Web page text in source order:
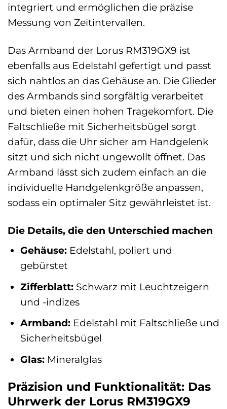
integriert und ermöglichen die präzise
Messung von Zeitintervallen.
Das Armband der Lorus RM319GX9 ist
ebenfalls aus Edelstahl gefertigt und passt
sich nahtlos an das Gehäuse an. Die Glieder
des Armbands sind sorgfältig verarbeitet
und bieten einen hohen Tragekomfort. Die
Faltschließe mit Sicherheitsbügel sorgt
dafür, dass die Uhr sicher am Handgelenk
sitzt und sich nicht ungewollt öffnet. Das
Armband lässt sich zudem einfach an die
individuelle Handgelenkgröße anpassen,
sodass ein optimaler Sitz gewährleistet ist.
Die Details, die den Unterschied machen
Gehäuse:Edelstahl, poliert und
gebürstet
Zifferblatt:Schwarz mit Leuchtzeigern
und -indizes
Armband:Edelstahl mit Faltschließe und
Sicherheitsbügel
Glas:Mineralglas
Präzision und Funktionalität: Das
Uhrwerk der Lorus RM319GX9